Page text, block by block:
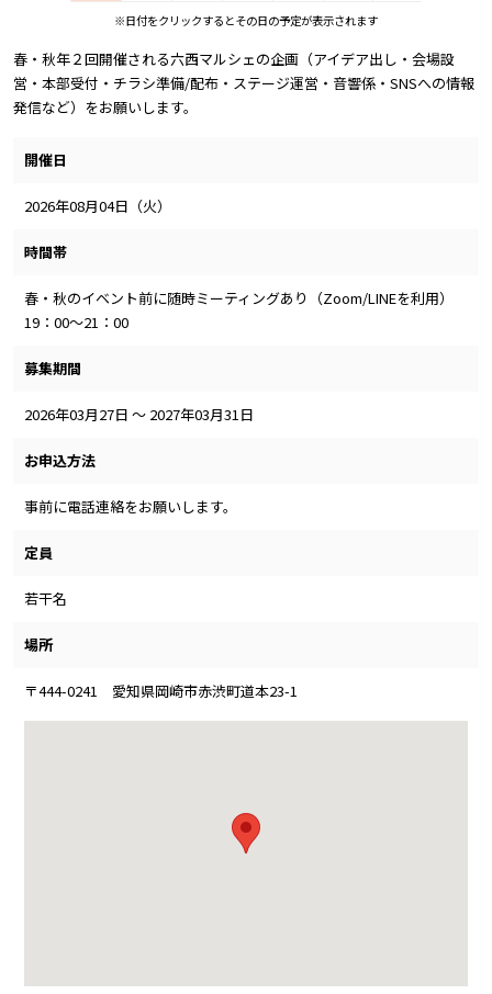
※日付をクリックするとその日の予定が表示されます
春・秋年２回開催される六西マルシェの企画（アイデア出し・会場設
営・本部受付・チラシ準備/配布・ステージ運営・音響係・SNSへの情報
発信など）をお願いします。
開催日
2026年08月04日（火）
時間帯
春・秋のイベント前に随時ミーティングあり（Zoom/LINEを利用）
19：00～21：00
募集期間
2026年03月27日 ～ 2027年03月31日
お申込方法
事前に電話連絡をお願いします。
定員
若干名
場所
〒444-0241 愛知県岡崎市赤渋町道本23-1